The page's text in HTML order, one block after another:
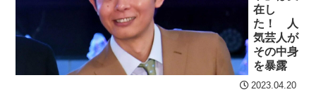
偽りの勇者伝承- 第4話 感
想：敵を探すよりトアの書
を餌に誘き出す作戦！
【画像】発達障害の子ど
【地獄のような聴聞会】
Ｗ杯１次Ｌ敗退の韓国 議員
が「なぜ負けたのか？」ソ
ン・フンミン先発落ちは
「監督の報復」
在し
た！ 人
気芸人が
その中身
を暴露
2023.04.20